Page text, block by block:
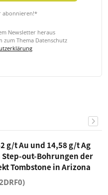
abonnieren!*
Newsletter heraus
Thema Datenschutz
g/t Au und 14,58 g/t Ag
out-Bohrungen der
Tombstone in Arizona